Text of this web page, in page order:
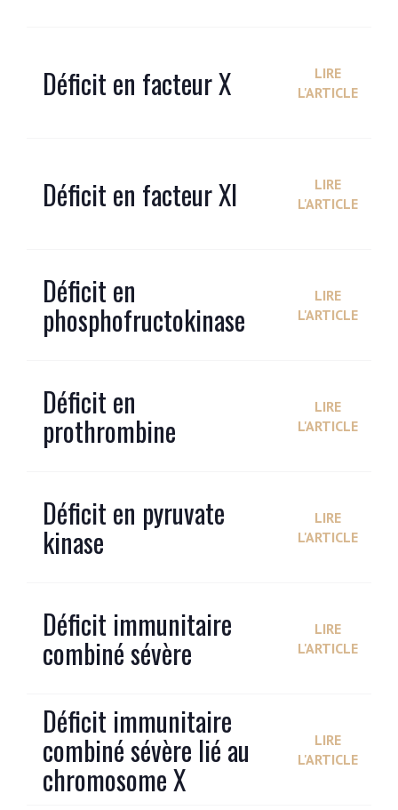
Déficit en facteur X
LIRE
L'ARTICLE
Déficit en facteur XI
LIRE
L'ARTICLE
Déficit en
phosphofructokinase
LIRE
L'ARTICLE
Déficit en
prothrombine
LIRE
L'ARTICLE
Déficit en pyruvate
kinase
LIRE
L'ARTICLE
Déficit immunitaire
combiné sévère
LIRE
L'ARTICLE
Déficit immunitaire
combiné sévère lié au
chromosome X
LIRE
L'ARTICLE